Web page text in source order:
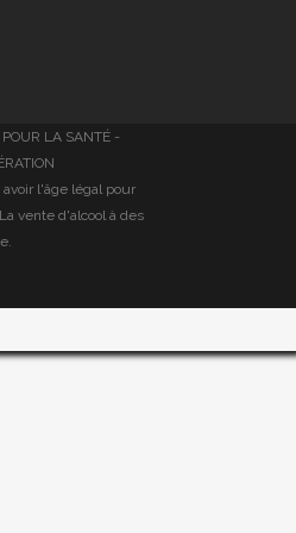
LA SANTÉ -
l'âge légal pour
vente d'alcool à des